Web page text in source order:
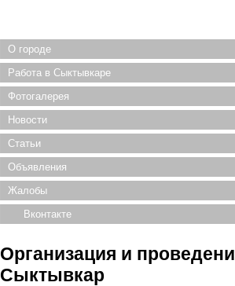
О городе
Работа в Сыктывкаре
Фотогалерея
Новости
Статьи
Объявления
Жалобы
Вконтакте
Организация и
Сыктывкар